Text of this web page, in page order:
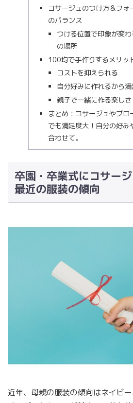
コサージュのつけ方＆フォ
のバランス
つける位置で印象が変
の場所
100均で手作りするメリッ
コストを抑えられる
自分好みに作れるから
親子で一緒に作る楽しさ
まとめ：コサージュやブロ
でも満足度大！自分の好み
合わせて。
卒園・卒業式にコサー
最近の服装の傾向
近年、母親の服装の傾向はネイビ